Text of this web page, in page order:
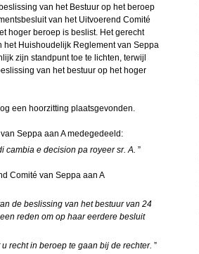
van het Bestuur op het beroep
van het Uitvoerend Comité
hoger beroep is beslist. Het gerecht
het Huishoudelijk Reglement van Seppa
zijn standpunt toe te lichten, terwijl
van het bestuur op het hoger
een hoorzitting plaatsgevonden.
Seppa aan A medegedeeld:
cambia e decision pa royeer sr. A. ”
Comité van Seppa aan A
de beslissing van het bestuur van 24
reden om op haar eerdere besluit
recht in beroep te gaan bij de rechter. ”